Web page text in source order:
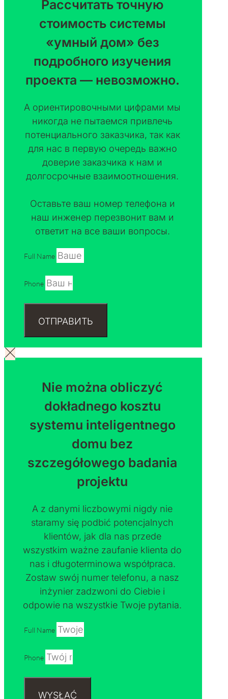
Рассчитать точную
стоимость системы
«умный дом» без
подробного изучения
проекта — невозможно.
А ориентировочными цифрами мы
никогда не пытаемся привлечь
потенциального заказчика, так как
для нас в первую очередь важно
доверие заказчика к нам и
долгосрочные взаимоотношения.
Оставьте ваш номер телефона и
наш инженер перезвонит вам и
ответит на все ваши вопросы.
Full Name
Phone
ОТПРАВИТЬ
Nie można obliczyć
dokładnego kosztu
systemu inteligentnego
domu bez
szczegółowego badania
projektu
A z danymi liczbowymi nigdy nie
staramy się podbić potencjalnych
klientów, jak dla nas przede
wszystkim ważne zaufanie klienta do
nas i długoterminowa współpraca.
Zostaw swój numer telefonu, a nasz
inżynier zadzwoni do Ciebie i
odpowie na wszystkie Twoje pytania.
Full Name
Phone
WYSŁAĆ